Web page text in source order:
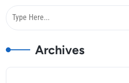
Archives